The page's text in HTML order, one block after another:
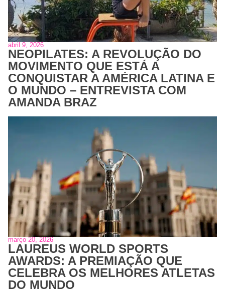
abril 9, 2026
NEOPILATES: A REVOLUÇÃO DO
MOVIMENTO QUE ESTÁ A
CONQUISTAR A AMÉRICA LATINA E
O MUNDO – ENTREVISTA COM
AMANDA BRAZ
março 20, 2026
LAUREUS WORLD SPORTS
AWARDS: A PREMIAÇÃO QUE
CELEBRA OS MELHORES ATLETAS
DO MUNDO